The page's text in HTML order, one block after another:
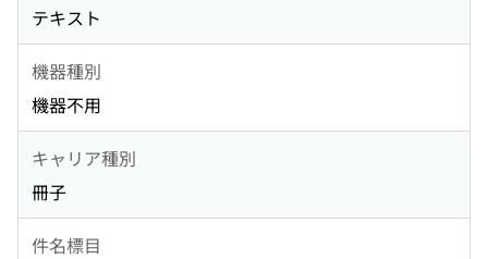
テキスト
機器種別
機器不用
キャリア種別
冊子
件名標目